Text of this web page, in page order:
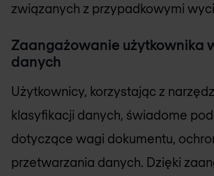
związanych z przypadkowymi
Zaangażowanie użytkownika
danych
Użytkownicy, korzystając z
klasyfikacji danych, świadome
dotyczące wagi dokumentu,
przetwarzania danych. Dzięki